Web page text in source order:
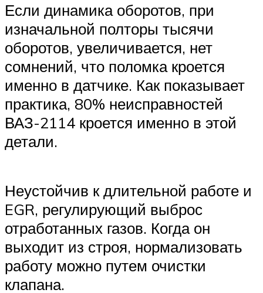
Если динамика оборотов, при
изначальной полторы тысячи
оборотов, увеличивается, нет
сомнений, что поломка кроется
именно в датчике. Как показывает
практика, 80% неисправностей
ВАЗ-2114 кроется именно в этой
детали.
Неустойчив к длительной работе и
EGR, регулирующий выброс
отработанных газов. Когда он
выходит из строя, нормализовать
работу можно путем очистки
клапана.